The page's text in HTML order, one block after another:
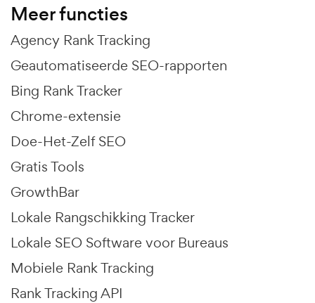
Meer functies
Agency Rank Tracking
Geautomatiseerde SEO-rapporten
Bing Rank Tracker
Chrome-extensie
Doe-Het-Zelf SEO
Gratis Tools
GrowthBar
Lokale Rangschikking Tracker
Lokale SEO Software voor Bureaus
Mobiele Rank Tracking
Rank Tracking API